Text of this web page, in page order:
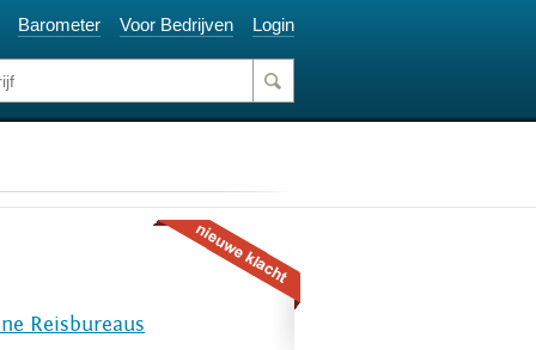
Barometer Voor Bedrijven Login
Reisbureaus